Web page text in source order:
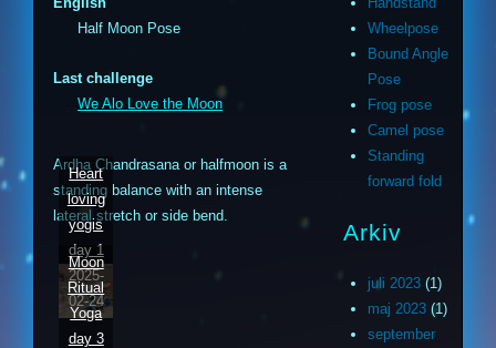
Half Moon Pose
Last challenge
We Alo Love the Moon
Ardha Chandrasana or halfmoon is a
standing balance with an intense
lateral stretch or side bend.
Heart
loving
yogis
day 1
2025-
02-24
Moon
Ritual
Yoga
day 3
Wheelpose
Bound Angle
Pose
Frog pose
Camel pose
Standing
forward fold
Arkiv
juli 2023(1)
maj 2023(1)
september